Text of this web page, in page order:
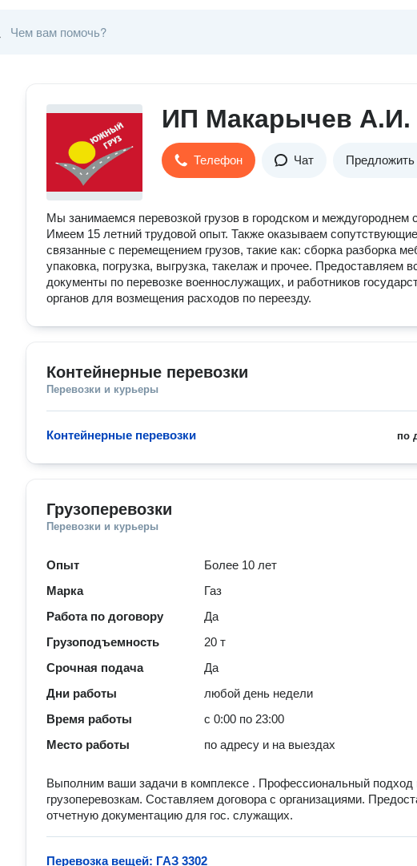
ИП Макарычев А.И.
Телефон Чат Предложить
Мы занимаемся перевозкой грузов в городском и междугороднем
Имеем 15 летний трудовой опыт. Также оказываем
связанные с перемещением грузов, такие как: сборка разборка
упаковка, погрузка, выгрузка, такелаж и прочее. Предоставляем
документы по перевозке военнослужащих, и работников
органов для возмещения расходов по переезду.
Контейнерные перевозки
Перевозки и курьеры
по
Контейнерные перевозки
Грузоперевозки
Перевозки и курьеры
Опыт
Более 10 лет
Марка
Газ
Работа по договору
Да
Грузоподъемность
20 т
Срочная подача
Да
Дни работы
любой день недели
Время работы
с 0:00 по 23:00
Место работы
по адресу и на выездах
Выполним ваши задачи в комплексе . Профессиональный подход
грузоперевозкам. Составляем договора с организациями.
отчетную документацию для гос. служащих.
Перевозка вещей: ГАЗ 3302